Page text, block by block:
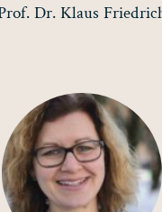
Dr. Klaus